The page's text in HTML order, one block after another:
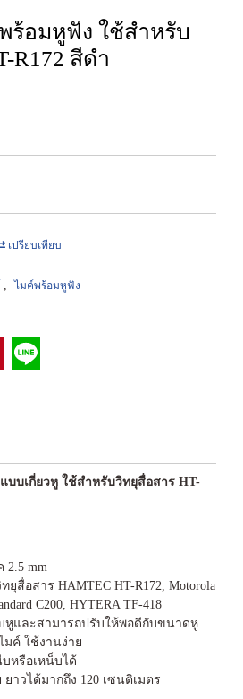
ร้อมหูฟัง ใช้สำหรับ
R172 สีดำ
เปรียบเทียบ
, ไมค์พร้อมหูฟัง
บบเกี่ยวหู ใช้สำหรับวิทยุสื่อสาร HT-
2.5 mm
ยุสื่อสาร HAMTEC HT-R172, Motorola
C200, HYTERA TF-418
หูและสามารถปรับให้พอดีกับขนาดหู
มค์ ใช้งานง่าย
หรือเหน็บได้
าวได้มากถึง 120 เซนติเมตร